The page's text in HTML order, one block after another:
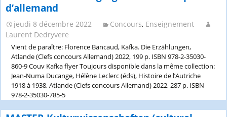
d’allemand
jeudi 8 décembre 2022 Concours, Enseignement
Laurent Dedryvere
Vient de paraître: Florence Bancaud, Kafka. Die Erzählungen,
Atlande (Clefs concours Allemand) 2022, 199 p. ISBN 978-2-35030-
860-9 Couv Kafka flyer Toujours disponible dans la même collection:
Jean-Numa Ducange, Hélène Leclerc (éds), Histoire de l’Autriche
1918 à 1938, Atlande (Clefs concours Allemand) 2022, 287 p. ISBN
978-2-35030-785-5